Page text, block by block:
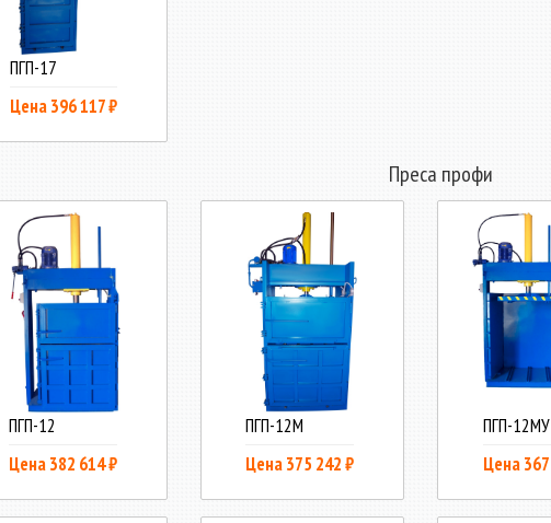
ПГП-17
Цена 396 117 ₽
Преса профи
ПГП-12
Цена 382 614 ₽
ПГП-12М
Цена 375 242 ₽
ПГП-12МУ
Цена